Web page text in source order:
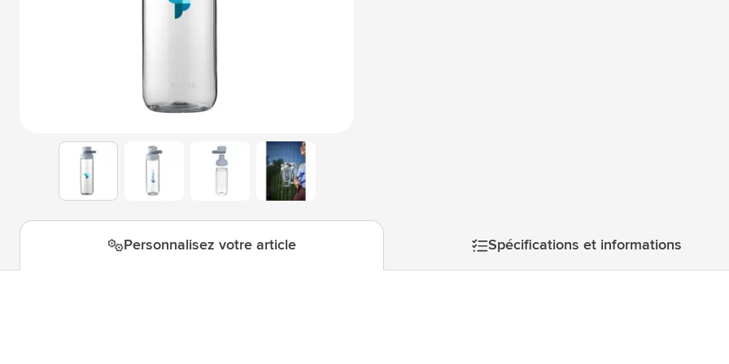
Afficher le sous-menu pour la catégorie Technologie & gadgets
Afficher le sous-menu pour la catégorie Écriture
Afficher le sous-menu pour la catégorie Bureau
Afficher le sous-menu pour la catégorie Outdoor & Loisirs
Outils & Déplacements
Afficher le sous-menu pour la catégorie Outils & Déplacements
View larger imageView larger imageView larger imageView larger image
Personnalisez votre article Spécifications et informations